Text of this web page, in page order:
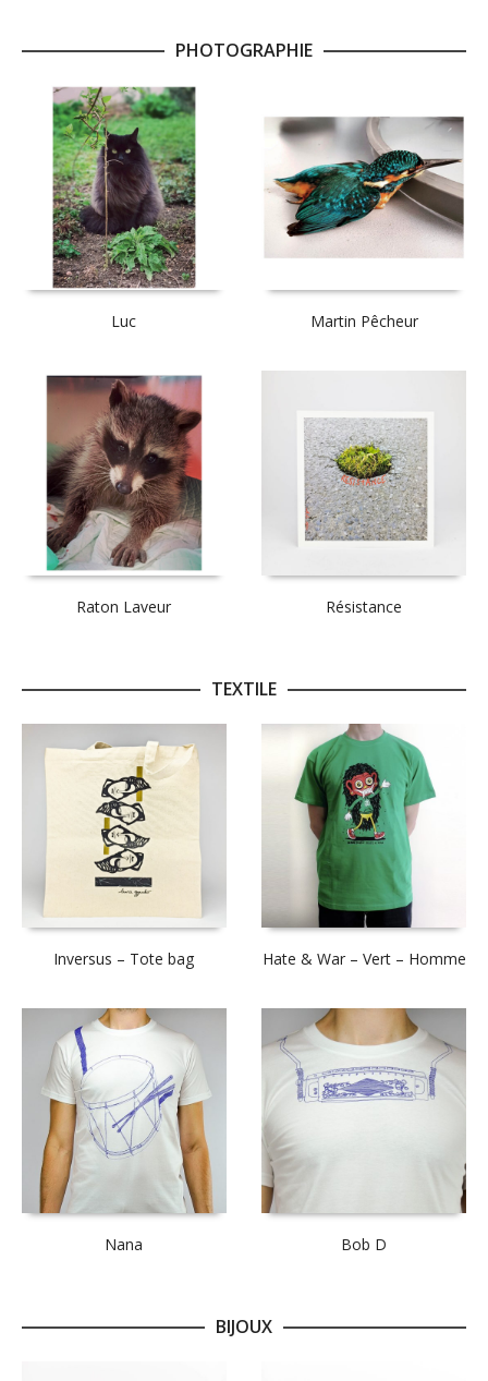
PHOTOGRAPHIE
Luc Martin Pêcheur
Raton Laveur Résistance
TEXTILE
Inversus – Tote bag Hate & War – Vert – Homme
Nana Bob D
BIJOUX